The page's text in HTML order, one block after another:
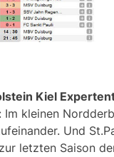
Kiel
Im kleinen
Und
letzten Saison